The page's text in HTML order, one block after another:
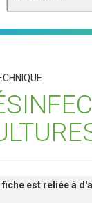
fiche est reliée à